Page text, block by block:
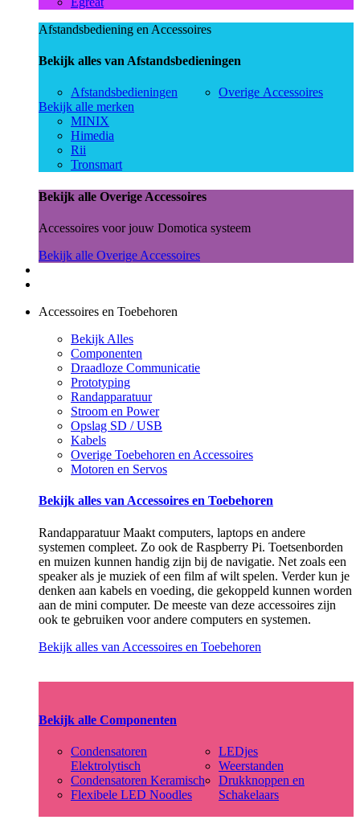
Afstandsbediening en Accessoires
Bekijk alles van Afstandsbedieningen
Afstandsbedieningen
Overige Accessoires
Bekijk alle merken
MINIX
Himedia
Rii
Tronsmart
Bekijk alle Overige Accessoires
Accessoires voor jouw Domotica systeem
Bekijk alle Overige Accessoires
Accessoires en Toebehoren
Bekijk Alles
Componenten
Draadloze Communicatie
Prototyping
Randapparatuur
Stroom en Power
Opslag SD / USB
Kabels
Overige Toebehoren en Accessoires
Motoren en Servos
Bekijk alles van Accessoires en Toebehoren
Randapparatuur Maakt computers, laptops en andere
systemen compleet. Zo ook de Raspberry Pi. Toetsenborden
en muizen kunnen handig zijn bij de navigatie. Net zoals een
speaker als je muziek of een film af wilt spelen. Verder kun je
denken aan kabels en voeding, die gekoppeld kunnen worden
aan de mini computer. De meeste van deze accessoires zijn
ook te gebruiken voor andere computers en systemen.
Bekijk alles van Accessoires en Toebehoren
Bekijk alle Componenten
Condensatoren
Elektrolytisch
Condensatoren Keramisch
Flexibele LED Noodles
LEDjes
Weerstanden
Drukknoppen en
Schakelaars